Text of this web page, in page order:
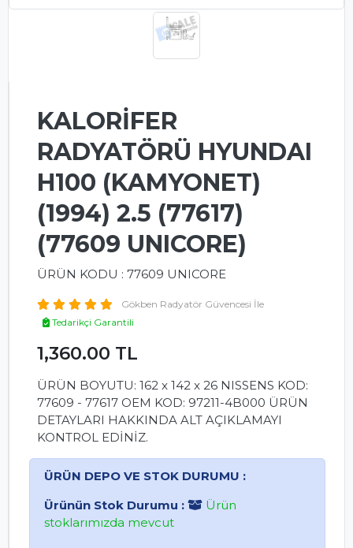
KALORIFER
MOTORLARI
(BLOWERS)
SOĞUTUCULARI
(OIL
KALORİFER
RADYATÖRÜ HYUNDAI
H100 (KAMYONET)
(1994) 2.5 (77617)
(77609 UNICORE)
ÜRÜN KODU : 77609 UNICORE
Gökben Radyatör Güvencesi İle
Tedarikçi Garantili
1,360.00 TL
ÜRÜN BOYUTU: 162 x 142 x 26 NISSENS KOD:
77609 - 77617 OEM KOD: 97211-4B000 ÜRÜN
DETAYLARI HAKKINDA ALT AÇIKLAMAYI
KONTROL EDİNİZ.
ÜRÜN DEPO VE STOK DURUMU :
Ürünün Stok Durumu :
Ürün
stoklarımızda mevcut